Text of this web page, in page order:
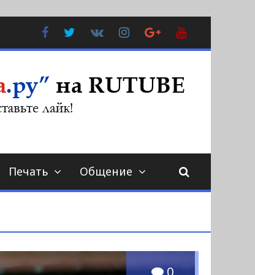
FacebookTwitter
Контакте
Instagram
Google
Plus
Печать Общение
0